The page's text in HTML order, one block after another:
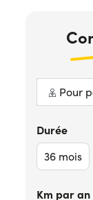
Pour
Durée
36 mois
Km par an